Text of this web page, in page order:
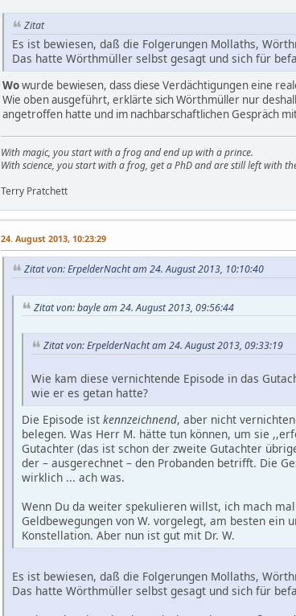
Zitat
Es ist bewiesen, daß die Folgerungen Mollaths,
Das hatte Wörthmüller selbst gesagt und sich für
Wowurde bewiesen, dass diese Verdächtigungen eine
Wie oben ausgeführt, erklärte sich Wörthmüller nur
angetroffen hatte und im nachbarschaftlichen Gespräch
With magic, you start with a frog and end up with a prince.
With science, you start with a frog, get a PhD and are still left with
Terry Pratchett
24. August 2013, 10:23:29
Zitat von: ErpelderNacht am 24. August 2013, 10:10:40
Zitat von: bayle am 24. August 2013, 09:56:44
Zitat von: ErpelderNacht am 24. August 2013, 09:33:19
Wie kam diese vernichtende Episode in das
wie er es getan hatte?
Die Episode ist kennzeichnend, aber nicht
belegen. Was Herr M. hätte tun können, um sie
Gutachter (das ist schon der zweite Gutachter
der – ausgerechnet – den Probanden betrifft. Die
wirklich ... ach was.
Wenn Du da weiter spekulieren willst, ich mach
Geldbewegungen von W. vorgelegt, am besten ein
Konstellation. Aber nun ist gut mit Dr. W.
Es ist bewiesen, daß die Folgerungen Mollaths,
Das hatte Wörthmüller selbst gesagt und sich für